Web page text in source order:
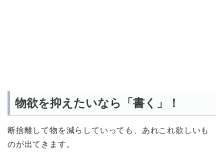
物欲を抑えたいなら「書く」！
断捨離して物を減らしていっても、あれこれ欲しいも
のが出てきます。